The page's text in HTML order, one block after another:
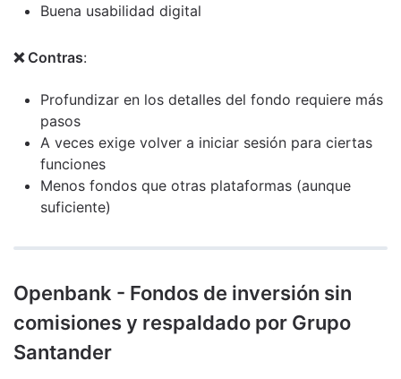
Buena usabilidad digital
❌ Contras:
Profundizar en los detalles del fondo requiere más
pasos
A veces exige volver a iniciar sesión para ciertas
funciones
Menos fondos que otras plataformas (aunque
suficiente)
Openbank - Fondos de inversión sin
comisiones y respaldado por Grupo
Santander